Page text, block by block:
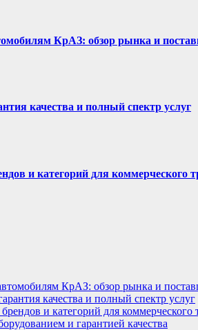
КрАЗ: обзор рынка и
качества и полный спектр услуг
и категорий для коммерческого
КрАЗ: обзор рынка и
качества и полный спектр услуг
и категорий для коммерческого
и гарантией качества